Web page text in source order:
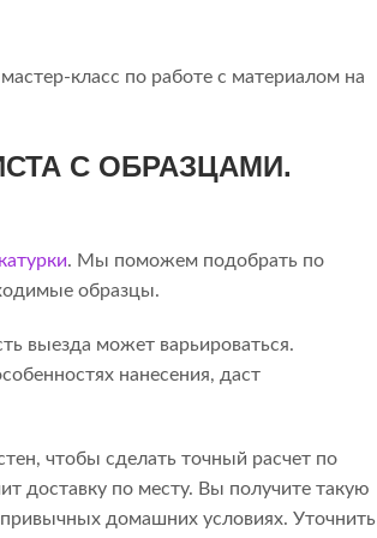
класс по работе с материалом на
С ОБРАЗЦАМИ.
. Мы поможем подобрать по
образцы.
выезда может варьироваться.
нанесения, даст
чтобы сделать точный расчет по
доставку по месту. Вы получите такую
домашних условиях. Уточнить